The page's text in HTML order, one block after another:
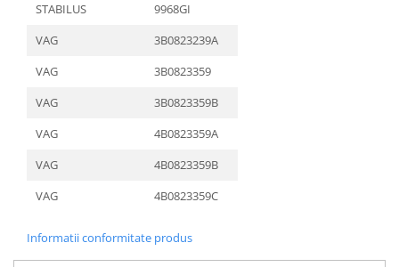
STABILUS
9968GI
VAG
3B0823239A
VAG
3B0823359
VAG
3B0823359B
VAG
4B0823359A
VAG
4B0823359B
VAG
4B0823359C
Informatii conformitate produs